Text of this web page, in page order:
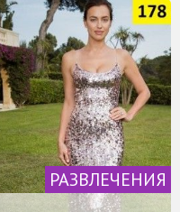
РАЗВЛЕЧЕНИЯ